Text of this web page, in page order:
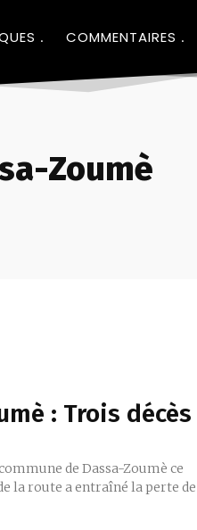
COMMENTAIRES
Zoumè
: Trois décès
la route a entraîné la perte de